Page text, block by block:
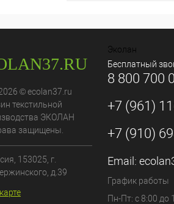
© ecolan37.ru
текстильной
ЭКОЛАН
защищены.
153025 , г.
д.39
Эколан
Бесплатный
8 800 700
+7 (961)
+7 (910)
Email:
График работы
Пн-Пт: с 8:00 до